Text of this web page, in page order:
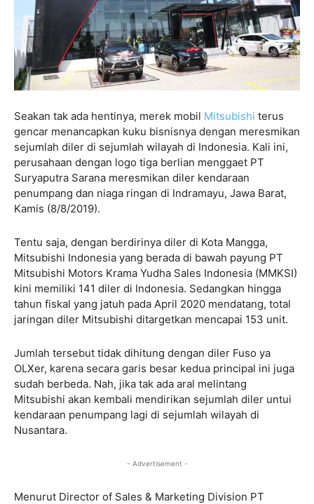
Seakan tak ada hentinya, merek mobil Mitsubishi terus
gencar menancapkan kuku bisnisnya dengan meresmikan
sejumlah diler di sejumlah wilayah di Indonesia. Kali ini,
perusahaan dengan logo tiga berlian menggaet PT
Suryaputra Sarana meresmikan diler kendaraan
penumpang dan niaga ringan di Indramayu, Jawa Barat,
Kamis (8/8/2019).
Tentu saja, dengan berdirinya diler di Kota Mangga,
Mitsubishi Indonesia yang berada di bawah payung PT
Mitsubishi Motors Krama Yudha Sales Indonesia (MMKSI)
kini memiliki 141 diler di Indonesia. Sedangkan hingga
tahun fiskal yang jatuh pada April 2020 mendatang, total
jaringan diler Mitsubishi ditargetkan mencapai 153 unit.
Jumlah tersebut tidak dihitung dengan diler Fuso ya
OLXer, karena secara garis besar kedua principal ini juga
sudah berbeda. Nah, jika tak ada aral melintang
Mitsubishi akan kembali mendirikan sejumlah diler untui
kendaraan penumpang lagi di sejumlah wilayah di
Nusantara.
- Advertisement -
Menurut Director of Sales & Marketing Division PT